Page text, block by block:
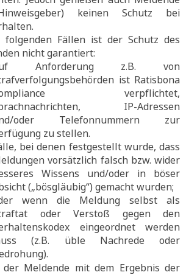
keinen Schutz bei
Fällen ist der Schutz des
nicht garantiert:
Anforderung z.B. von
ist Ratisbona
verpflichtet,
IP-Adressen
oder Telefonnummern zur
zu stellen.
bei denen festgestellt wurde, dass
vorsätzlich falsch bzw. wider
Wissens und/oder in böser
(„bösgläubig“) gemacht wurden;
wenn die Meldung selbst als
oder Verstoß gegen den
eingeordnet werden
(z.B. üble Nachrede oder
der Meldende mit dem Ergebnis der